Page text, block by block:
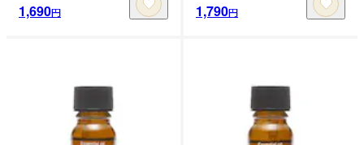
1,690円 1,790円